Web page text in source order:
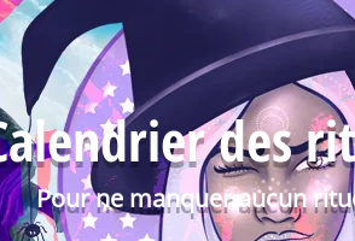
des
Pour ne manquer aucun